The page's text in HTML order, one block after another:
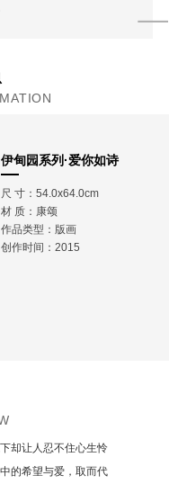
伊甸园系列·爱你如诗
尺 寸：54.0x64.0cm
材 质： 康颂
作品类型：版画
创作时间：2015
却让人忍不住心生怜
的希望与爱，取而代